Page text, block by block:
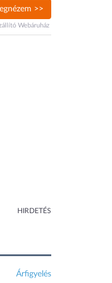
>>
Webáruház
HIRDETÉS
Árfigyelés